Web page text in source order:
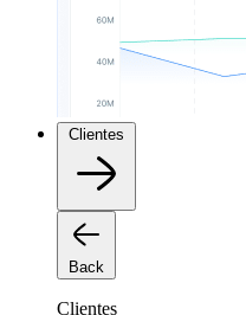
Clientes
Back
Clientes